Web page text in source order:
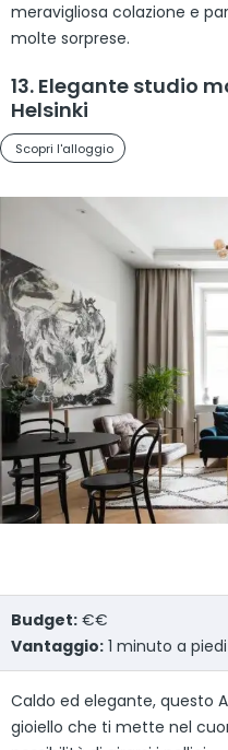
meravigliosa colazione e
molte sorprese.
13. Elegante studio
Helsinki
Scopri l'alloggio
Budget: €€
Vantaggio: 1 minuto a
Caldo ed elegante, questo
gioiello che ti mette nel